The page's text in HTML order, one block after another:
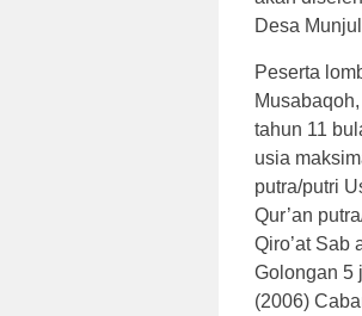
Desa
Peserta
tahun 11
usia
putra/putri
Qur’an
Qiro’at Sab
Golongan 5
(2006)